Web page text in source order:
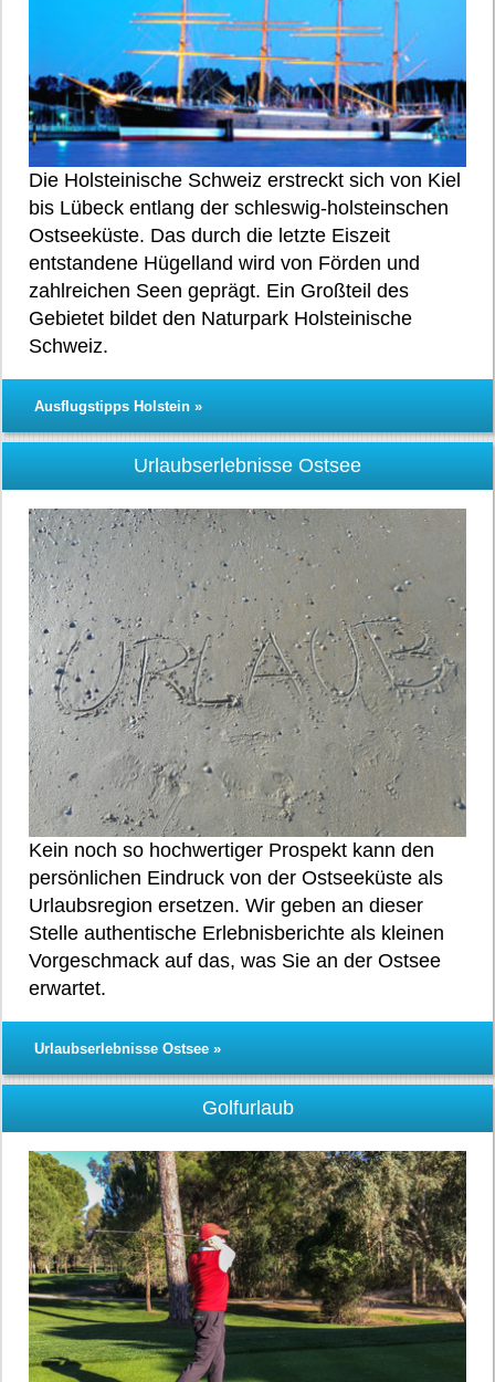
Die Holsteinische Schweiz erstreckt sich von Kiel
bis Lübeck entlang der schleswig-holsteinschen
Ostseeküste. Das durch die letzte Eiszeit
entstandene Hügelland wird von Förden und
zahlreichen Seen geprägt. Ein Großteil des
Gebietet bildet den Naturpark Holsteinische
Schweiz.
Ausflugstipps Holstein »
Urlaubserlebnisse Ostsee
Kein noch so hochwertiger Prospekt kann den
persönlichen Eindruck von der Ostseeküste als
Urlaubsregion ersetzen. Wir geben an dieser
Stelle authentische Erlebnisberichte als kleinen
Vorgeschmack auf das, was Sie an der Ostsee
erwartet.
Urlaubserlebnisse Ostsee »
Golfurlaub